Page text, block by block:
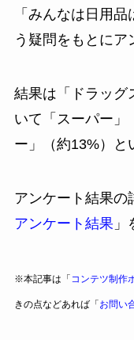
「みんなは日用
う疑問をもとにア
結果は「ドラッグ
いて「スーパー」
ー」（約13%）と
アンケート結果の
アンケート結果 」
※本記事は「 コンテツ制作
きの点などあれば「お問い